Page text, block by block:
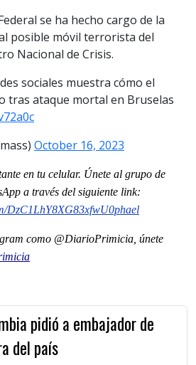
se ha hecho cargo de la
posible móvil terrorista del
Nacional de Crisis.
sociales muestra cómo el
tras ataque mortal en Bruselas
October 16, 2023
en tu celular. Únete al grupo de
a través del siguiente link:
DzC1LhY8XG83xfwU0phael
como @DiarioPrimicia, únete
pidió a embajador de
del país